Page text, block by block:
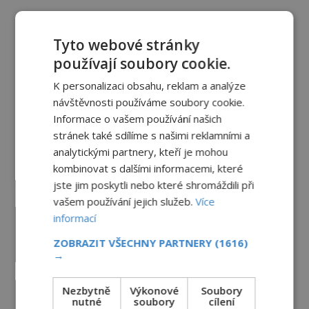
dodnes budí úžas
6.8.2026 3.3TIS
Paranormální jevy
Nešťastný duch oběšené milenky
děsí studentky
8.8.2026 5.0TIS
Herec Richard Dreyfuss a
paranormální zážitky?
Hororové zábavní parky: Straší tu
oběti nehod?
Tyto webové stránky
používají soubory cookie.
K personalizaci obsahu, reklam a analýze
návštěvnosti používáme soubory cookie.
Informace o vašem používání našich
stránek také sdílíme s našimi reklamními a
analytickými partnery, kteří je mohou
kombinovat s dalšími informacemi, které
jste jim poskytli nebo které shromáždili při
vašem používání jejich služeb.Více
informací
ZOBRAZIT VŠECHNY PARTNERY (1616)
→
Nezbytně
nutné
Výkonové
soubory
Soubory
cílení